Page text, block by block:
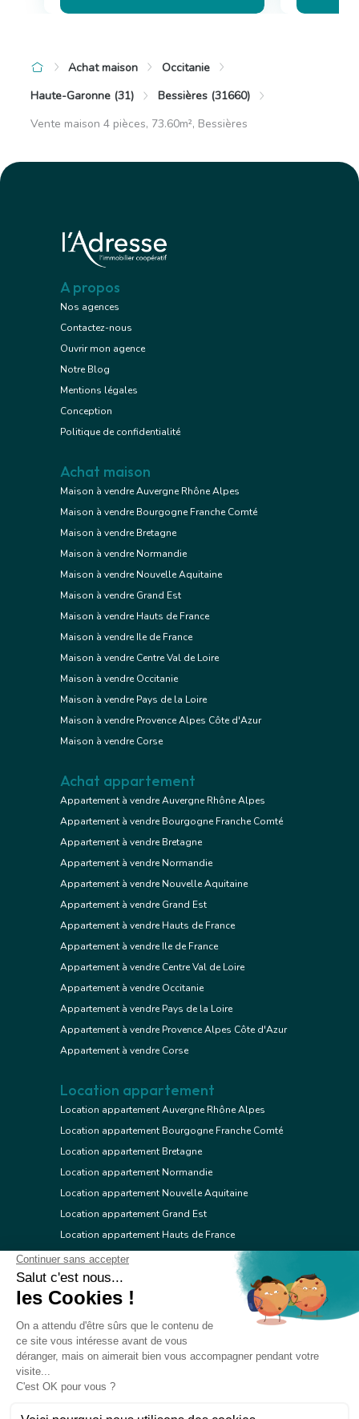
Achat maison
Occitanie
Haute-Garonne (31)
Bessières (31660)
Vente maison 4 pièces, 73.60m², Bessières
A propos
Nos agences
Contactez-nous
Ouvrir mon agence
Notre Blog
Mentions légales
Conception
Politique de confidentialité
Achat maison
Maison à vendre Auvergne Rhône Alpes
Maison à vendre Bourgogne Franche Comté
Maison à vendre Bretagne
Maison à vendre Normandie
Maison à vendre Nouvelle Aquitaine
Maison à vendre Grand Est
Maison à vendre Hauts de France
Maison à vendre Ile de France
Maison à vendre Centre Val de Loire
Maison à vendre Occitanie
Maison à vendre Pays de la Loire
Maison à vendre Provence Alpes Côte d'Azur
Maison à vendre Corse
Achat appartement
Appartement à vendre Auvergne Rhône Alpes
Appartement à vendre Bourgogne Franche Comté
Appartement à vendre Bretagne
Appartement à vendre Normandie
Appartement à vendre Nouvelle Aquitaine
Appartement à vendre Grand Est
Appartement à vendre Hauts de France
Appartement à vendre Ile de France
Appartement à vendre Centre Val de Loire
Appartement à vendre Occitanie
Appartement à vendre Pays de la Loire
Appartement à vendre Provence Alpes Côte d'Azur
Appartement à vendre Corse
Location appartement
Location appartement Auvergne Rhône Alpes
Location appartement Bourgogne Franche Comté
Location appartement Bretagne
Location appartement Normandie
Location appartement Nouvelle Aquitaine
Location appartement Grand Est
Location appartement Hauts de France
Location appartement Ile de France
Location appartement Centre Val de Loire
Location appartement Occitanie
Location appartement Provence Alpes Côte d'Azur
Location appartement Corse